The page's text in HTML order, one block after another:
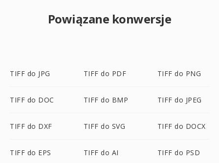
Powiązane konwersje
TIFF do JPG TIFF do PDF TIFF do PNG
TIFF do DOC TIFF do BMP TIFF do JPEG
TIFF do DXF TIFF do SVG TIFF do DOCX
TIFF do EPS TIFF do AI TIFF do PSD